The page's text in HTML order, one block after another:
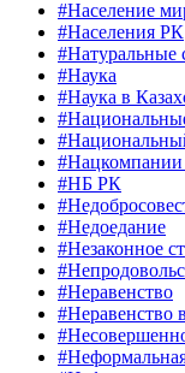
#Население
#Населения РК
#Натуральные
#Наука
#Наука в
#Нацкомпании
#НБ РК
#Недоедание
#Незаконное
#Неравенство
#Неравенство